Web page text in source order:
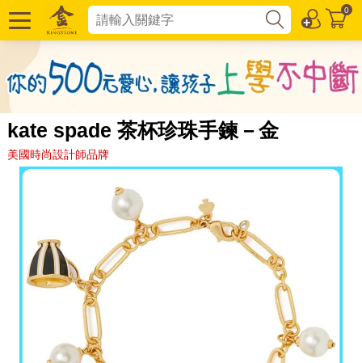
0
kate spade 茶杯珍珠手鍊－金
美國時尚設計師品牌